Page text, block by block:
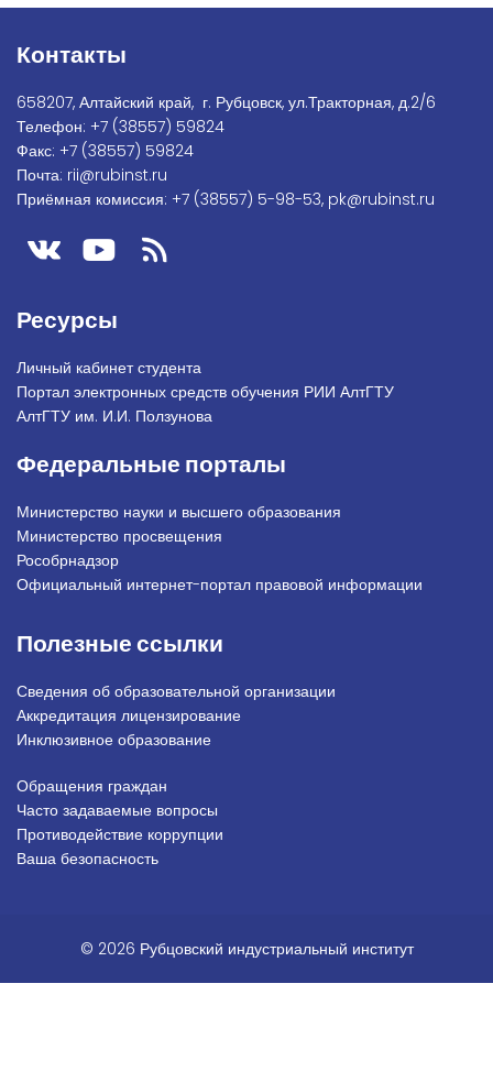
Контакты
658207, Алтайский край, г. Рубцовск, ул.Тракторная, д.2/6
Телефон: +7 (38557) 59824
Факс: +7 (38557) 59824
Почта: rii@rubinst.ru
Приёмная комиссия: +7 (38557) 5-98-53, pk@rubinst.ru
Ресурсы
Личный кабинет студента
Портал электронных средств обучения РИИ АлтГТУ
АлтГТУ им. И.И. Ползунова
Федеральные порталы
Министерство науки и высшего образования
Министерство просвещения
Рособрнадзор
Официальный интернет-портал правовой информации
Полезные ссылки
Сведения об образовательной организации
Аккредитация лицензирование
Инклюзивное образование
Подвал_право
Обращения граждан
Часто задаваемые вопросы
Противодействие коррупции
Ваша безопасность
© 2026 Рубцовский индустриальный институт